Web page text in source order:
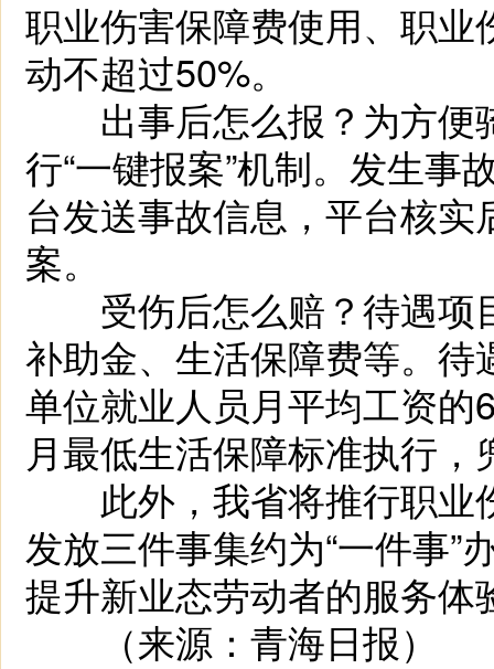
职业伤害保障费使用、职
动不超过50%。
出事后怎么报？为方便
行“一键报案”机制。发生事
台发送事故信息，平台核
案。
受伤后怎么赔？待遇项
补助金、生活保障费等。
单位就业人员月平均工资
月最低生活保障标准执行
此外，我省将推行职业
发放三件事集约为“一件事”
提升新业态劳动者的服务体
（来源：青海日报）